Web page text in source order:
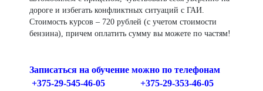
дороге и избегать конфликтных ситуаций с ГАИ.
Стоимость курсов – 720 рублей (с учетом стоимости
бензина), причем оплатить сумму вы можете по частям!
Записаться на обучение можно по телефонам
+375-29-545-46-05 +375-29-353-46-05